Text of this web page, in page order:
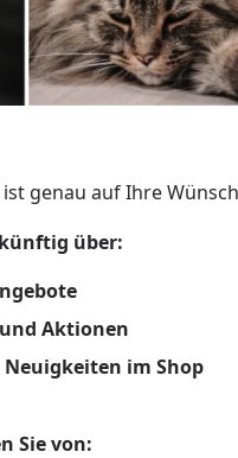
genau auf Ihre
über:
Aktionen
im Shop
Sie von: